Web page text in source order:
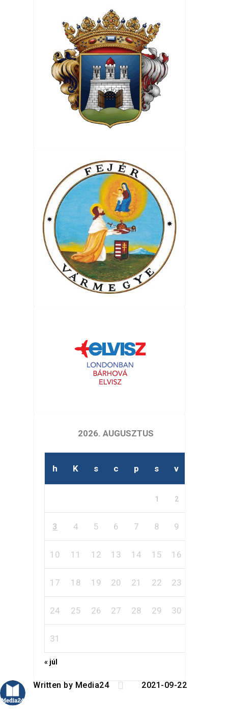
2026. AUGUSZTUS
h K s c p s v
1 2
3 4 5 6 7 8 9
10 11 12 13 14 15 16
17 18 19 20 21 22 23
24 25 26 27 28 29 30
31
« júl
Written by Media24  2021-09-22